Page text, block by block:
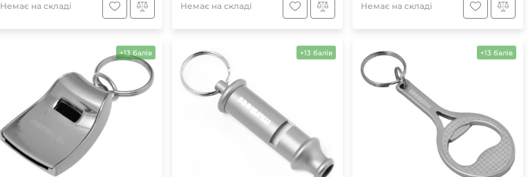
Немає на складі Немає на складі Немає на складі
+13 балів +13 балів +13 балів